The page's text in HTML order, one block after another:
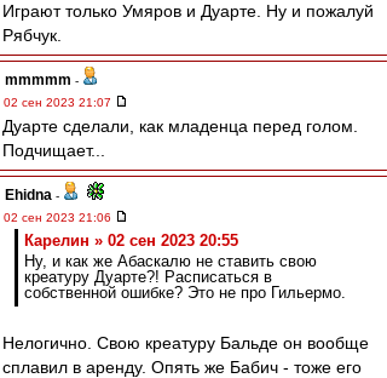
Играют только Умяров и Дуарте. Ну и пожалуй
Рябчук.
mmmmm -
02 сен 2023 21:07
Дуарте сделали, как младенца перед голом.
Подчищает...
Ehidna -
02 сен 2023 21:06
Карелин » 02 сен 2023 20:55
Ну, и как же Абаскалю не ставить свою
креатуру Дуарте?! Расписаться в
собственной ошибке? Это не про Гильермо.
Нелогично. Свою креатуру Бальде он вообще
сплавил в аренду. Опять же Бабич - тоже его